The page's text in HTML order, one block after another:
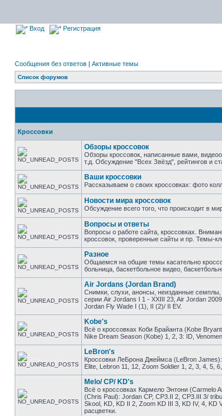
Вход Регистрация
Сообщения без ответов | Активные темы
Список форумов
Кроссовки
Обзоры кроссовок
Обзоры кроссовок, написанные вами,
т.д. Обсуждение "Всех Звёзд", рейтингов и
Ваши кроссовки
Рассказываем о своих кроссовках: фото
Новости мира кроссовок
Обсуждение всего того, что происходит в
Вопросы и ответы
Вопросы о работе сайта, кроссовках.
кроссовок, проверенные сайты и пр. Темы-
Разное
Общаемся на общие темы касательно
больница, баскетбольное видео,
Air Jordans (Jordan Brand)
Снимки, слухи, анонсы, неизданные семплы,
серии Air Jordans I 1 - XXIII 23, Air Jordan
Jordan Fly Wade I (1), II (2)/ II EV.
Kobe's
Всё о кроссовках Коби Брайанта (Kobe
Nike Dream Season (Kobe) 1, 2, 3: ID,
LeBron's
Кроссовки ЛеБрона Джеймса (LeBron
Elite, Lebron 11, 12, Zoom Soldier 1, 2, 3, 4, 5,
Melo/ CP/ KD's
Всё о кроссовках Кармело Энтони (Carmelo
(Chris Paul): Jordan CP, CP3.II 2, CP3.III 3/
Skool, KD, KD II 2, Zoom KD III 3, KD IV, 4,
расцветки.